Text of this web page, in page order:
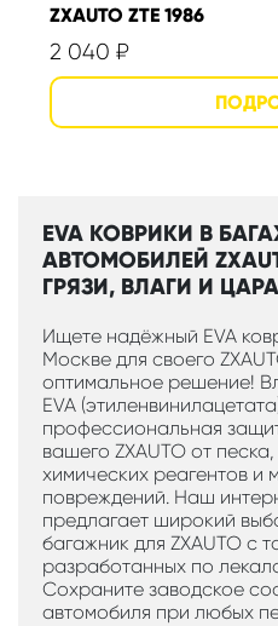
ZXAUTO ZTE 1986
2 040 ₽
EVA КОВРИКИ В
АВТОМОБИЛЕЙ
ГРЯЗИ, ВЛАГИ И
Ищете надёжный EVA
Москве для своего
оптимальное решение!
EVA
профессиональная
вашего ZXAUTO от песка,
химических реагентов и
повреждений. Наш
предлагает широкий
багажник для ZXAUTO с
разработанных по
Сохраните заводское
автомобиля при любых